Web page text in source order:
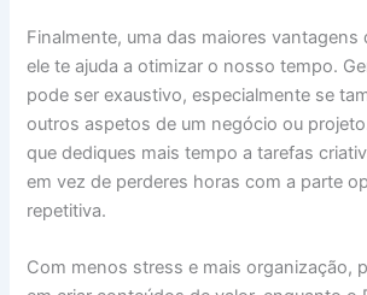
Finalmente, uma das maiores vantagens
ele te ajuda a otimizar o nosso tempo.
pode ser exaustivo, especialmente se
outros aspetos de um negócio ou
que dediques mais tempo a tarefas
em vez de perderes horas com a parte
repetitiva.
Com menos stress e mais organização,